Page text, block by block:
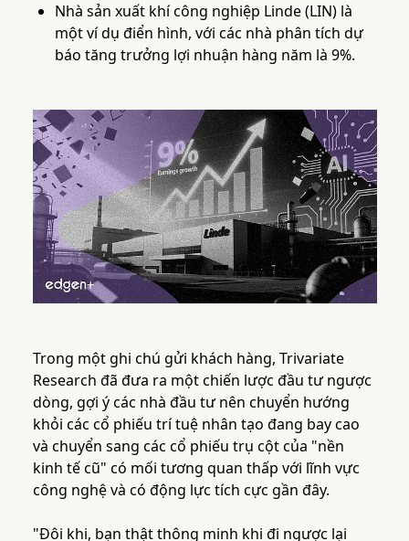
Nhà sản xuất khí công nghiệp Linde (LIN) là
một ví dụ điển hình, với các nhà phân tích dự
báo tăng trưởng lợi nhuận hàng năm là 9%.
Trong một ghi chú gửi khách hàng, Trivariate
Research đã đưa ra một chiến lược đầu tư ngược
dòng, gợi ý các nhà đầu tư nên chuyển hướng
khỏi các cổ phiếu trí tuệ nhân tạo đang bay cao
và chuyển sang các cổ phiếu trụ cột của "nền
kinh tế cũ" có mối tương quan thấp với lĩnh vực
công nghệ và có động lực tích cực gần đây.
"Đôi khi, bạn thật thông minh khi đi ngược lại